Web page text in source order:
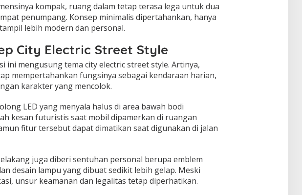
kompak, ruang dalam tetap terasa lega untuk dua
penumpang. Konsep minimalis dipertahankan, hanya
lebih modern dan personal.
City Electric Street Style
ini mengusung tema city electric street style. Artinya,
mempertahankan fungsinya sebagai kendaraan harian,
karakter yang mencolok.
LED yang menyala halus di area bawah bodi
kesan futuristis saat mobil dipamerkan di ruangan
fitur tersebut dapat dimatikan saat digunakan di jalan
juga diberi sentuhan personal berupa emblem
desain lampu yang dibuat sedikit lebih gelap. Meski
unsur keamanan dan legalitas tetap diperhatikan.